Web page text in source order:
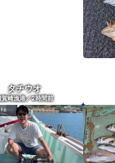
タチウオ
賀崎漁港／2時間前